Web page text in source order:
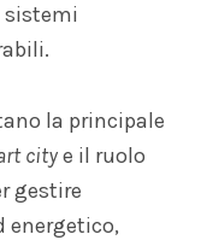
sistemi
la principale
citye il ruolo
gestire
energetico,